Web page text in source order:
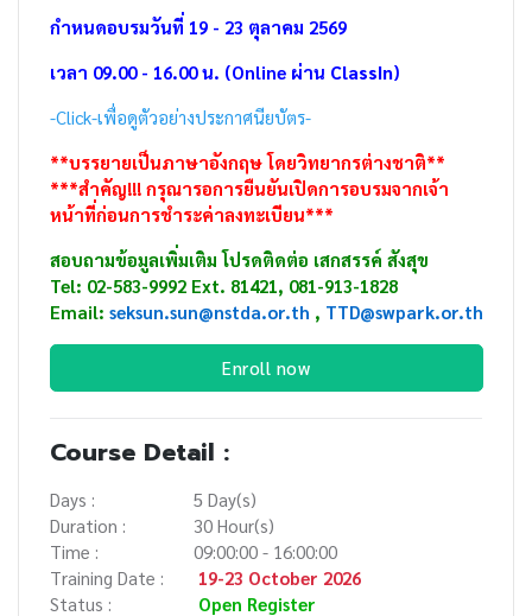
กำหนดอบรมวันที่ 19 - 23 ตุลาคม 2569
เวลา 09.00 - 16.00 น. (Online ผ่าน ClassIn)
-Click-เพื่อดูตัวอย่างประกาศนียบัตร-
**บรรยายเป็นภาษาอังกฤษ โดยวิทยากรต่างชาติ**
***สำคัญ!!! กรุณารอการยืนยันเปิดการอบรมจากเจ้า
หน้าที่ก่อนการชำระค่าลงทะเบียน***
สอบถามข้อมูลเพิ่มเติม โปรดติดต่อ เสกสรรค์ สังสุข
Tel: 02-583-9992 Ext. 81421, 081-913-1828
Email: seksun.sun@nstda.or.th , TTD@swpark.or.th
Enroll now
Course Detail :
Days :
5 Day(s)
Duration :
30 Hour(s)
Time :
09:00:00 - 16:00:00
Training Date :
19-23 October 2026
Status :
Open Register